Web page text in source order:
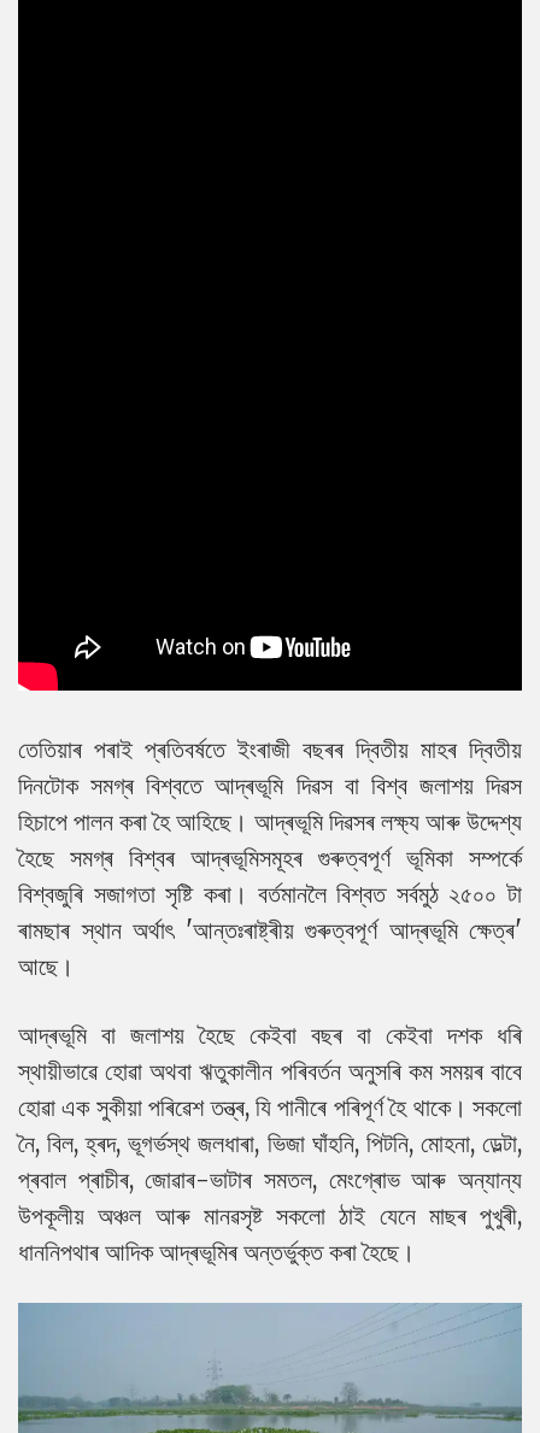
তেতিয়াৰ পৰাই প্ৰতিবৰ্ষতে ইংৰাজী বছৰৰ দ্বিতীয় মাহৰ দ্বিতীয়
দিনটোক সমগ্ৰ বিশ্বতে আদ্ৰভূমি দিৱস বা বিশ্ব জলাশয় দিৱস
হিচাপে পালন কৰা হৈ আহিছে। আদ্ৰভূমি দিৱসৰ লক্ষ্য আৰু উদ্দেশ্য
হৈছে সমগ্ৰ বিশ্বৰ আদ্ৰভূমিসমূহৰ গুৰুত্বপূৰ্ণ ভূমিকা সম্পৰ্কে
বিশ্বজুৰি সজাগতা সৃষ্টি কৰা। বৰ্তমানলৈ বিশ্বত সৰ্বমুঠ ২৫০০ টা
ৰামছাৰ স্থান অৰ্থাৎ 'আন্তঃৰাষ্ট্ৰীয় গুৰুত্বপূৰ্ণ আদ্ৰভূমি ক্ষেত্ৰ'
আছে।
আদ্ৰভূমি বা জলাশয় হৈছে কেইবা বছৰ বা কেইবা দশক ধৰি
স্থায়ীভাৱে হোৱা অথবা ঋতুকালীন পৰিবৰ্তন অনুসৰি কম সময়ৰ বাবে
হোৱা এক সুকীয়া পৰিৱেশ তন্ত্ৰ, যি পানীৰে পৰিপূৰ্ণ হৈ থাকে। সকলো
নৈ, বিল, হ্ৰদ, ভূগৰ্ভস্থ জলধাৰা, ভিজা ঘাঁহনি, পিটনি, মোহনা, ডেল্টা,
প্ৰবাল প্ৰাচীৰ, জোৱাৰ-ভাটাৰ সমতল, মেংগ্ৰোভ আৰু অন্যান্য
উপকূলীয় অঞ্চল আৰু মানৱসৃষ্ট সকলো ঠাই যেনে মাছৰ পুখুৰী,
ধাননিপথাৰ আদিক আদ্ৰভূমিৰ অন্তৰ্ভুক্ত কৰা হৈছে।